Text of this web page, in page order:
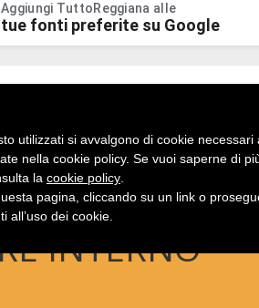
Aggiungi TuttoReggiana alle
tue fonti preferite su Google